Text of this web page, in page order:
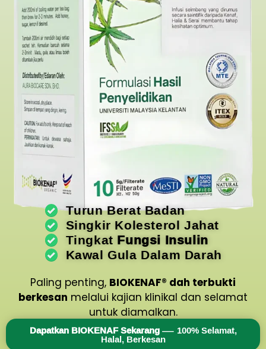
Turun Berat Badan
Singkir Kolesterol Jahat
Tingkat Fungsi Insulin
Kawal Gula Dalam Darah
Paling penting, BIOKENAF® dah terbukti
berkesan melalui kajian klinikal dan selamat
untuk diamalkan.
Dapatkan BIOKENAF Sekarang— 100% Selamat,
Halal, Berkesan